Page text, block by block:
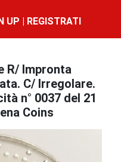
UP | REGISTRATI
R/ Impronta
C/ Irregolare.
n° 0037 del 21
Coins